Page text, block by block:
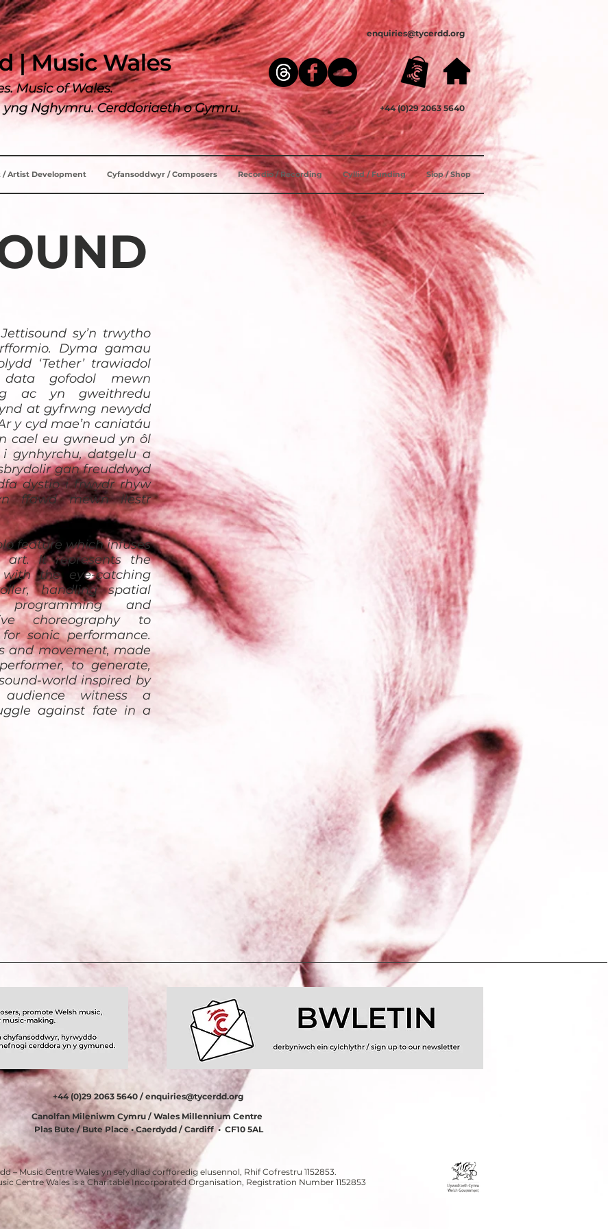
enquiries@tycerdd.org
+44 (0)29 2063 5640
Artist Development Cyfansoddwyr / Composers Recordio / Recording Cyllid / Funding Siop / Shop
sy’n trwytho
Dyma gamau
‘Tether’ trawiadol
gofodol mewn
ac yn gweithredu
at gyfrwng newydd
y cyd mae’n caniatáu
cael eu gwneud yn ôl
gynhyrchu, datgelu a
gan freuddwyd
dystio i frwydr rhyw
ffawd mewn llestr
feature which infuses
art. It represents the
with the eye-catching
handling spatial
and
choreography to
sonic performance.
and movement, made
to generate,
world inspired by
witness a
against fate in a
+44 (0)29 2063 5640 / enquiries@tycerdd.org
Canolfan Mileniwm Cymru / Wales Millennium Centre
Plas Bute / Bute Place • Caerdydd / Cardiff • CF10 5AL
– Music Centre Wales yn sefydliad corfforedig elusennol, Rhif Cofrestru 1152853.
Centre Wales is a Charitable Incorporated Organisation, Registration Number 1152853